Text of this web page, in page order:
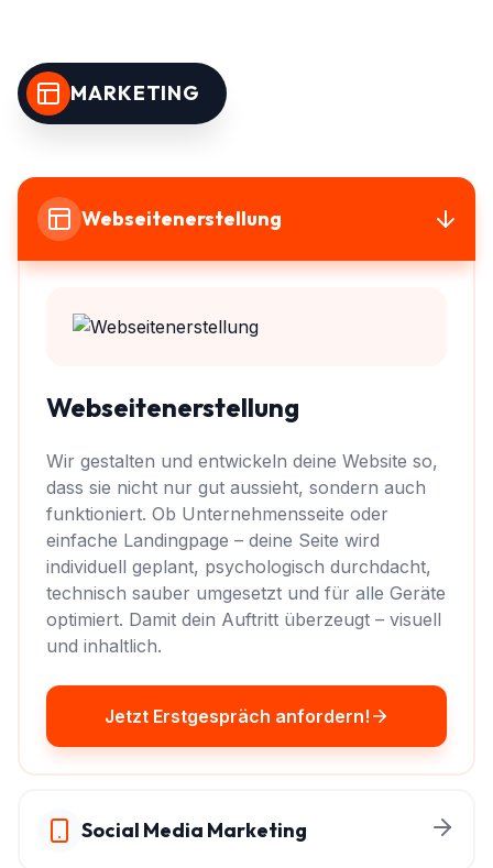
MARKETING
Webseitenerstellung
Webseitenerstellung
Wir gestalten und entwickeln deine Website so,
dass sie nicht nur gut aussieht, sondern auch
funktioniert. Ob Unternehmensseite oder
einfache Landingpage – deine Seite wird
individuell geplant, psychologisch durchdacht,
technisch sauber umgesetzt und für alle Geräte
optimiert. Damit dein Auftritt überzeugt – visuell
und inhaltlich.
Jetzt Erstgespräch anfordern!
Social Media Marketing